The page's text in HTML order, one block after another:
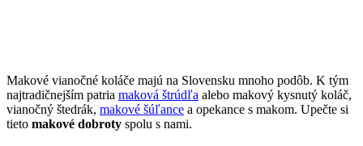
Makové vianočné koláče majú na Slovensku mnoho podôb. K tým
najtradičnejším patria maková štrúdľa alebo makový kysnutý koláč,
vianočný štedrák, makové šúľance a opekance s makom. Upečte si
tieto makové dobroty spolu s nami.